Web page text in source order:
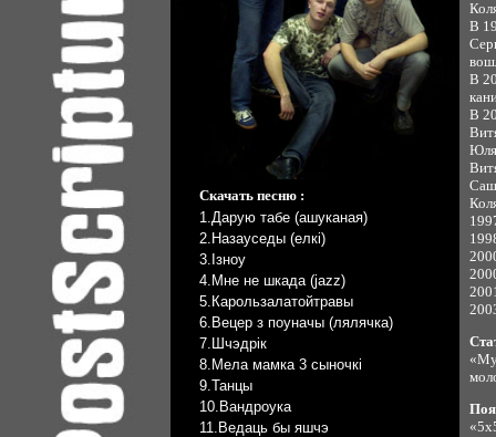
Скачать песню :
1.Дарую табе (ашуканая)
2.Назауседы (елкi)
3.Iзноу
4.Мне не шкада (jazz)
5.Карользалатойтравы
6.Вецер з поуначы (лялячка)
7.Шчэдрiк
8.Мела мамка 3 сыночкi
9.Танцы
10.Вандроука
11.Ведаць бы яшчэ
В
В
В
Юля